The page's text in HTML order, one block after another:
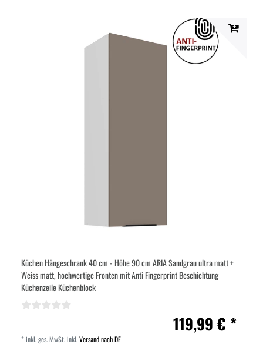
Küchen Hängeschrank 40 cm - Höhe 90 cm ARIA Sandgrau ultra matt +
Weiss matt, hochwertige Fronten mit Anti Fingerprint Beschichtung
Küchenzeile Küchenblock
119,99 € *
*inkl. ges. MwSt.inkl.Versand nach DE